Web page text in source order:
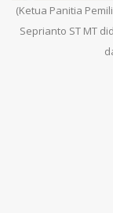
(Ketua Panitia
Seprianto ST MT